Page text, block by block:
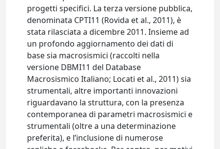
progetti specifici. La terza versione pubblica,
denominata CPTI11 (Rovida et al., 2011), è
stata rilasciata a dicembre 2011. Insieme ad
un profondo aggiornamento dei dati di
base sia macrosismici (raccolti nella
versione DBMI11 del Database
Macrosismico Italiano; Locati et al., 2011) sia
strumentali, altre importanti innovazioni
riguardavano la struttura, con la presenza
contemporanea di parametri macrosismici e
strumentali (oltre a una determinazione
preferita), e l’inclusione di numerose